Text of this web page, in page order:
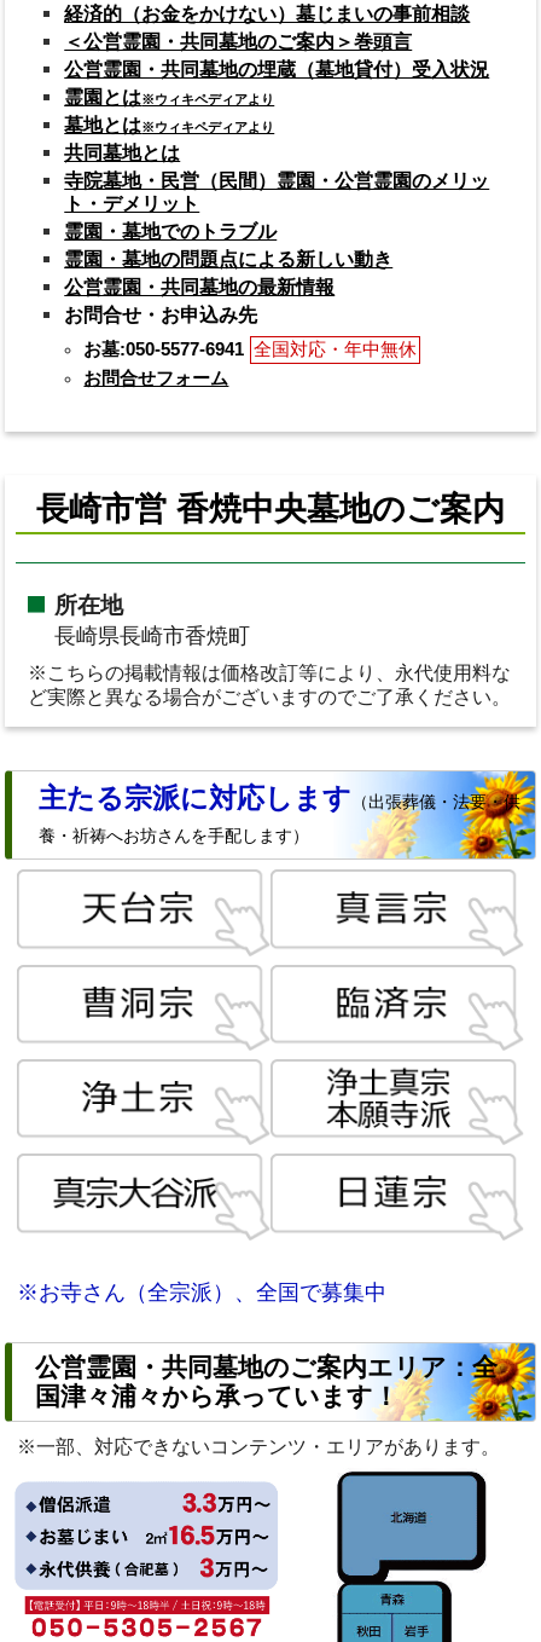
経済的（お金をかけない）墓じまいの事前相談
＜公営霊園・共同墓地のご案内＞巻頭言
公営霊園・共同墓地の埋蔵（墓地貸付）受入状況
霊園とは※ウィキペディアより
墓地とは※ウィキペディアより
共同墓地とは
寺院墓地・民営（民間）霊園・公営霊園のメリッ
ト・デメリット
霊園・墓地でのトラブル
霊園・墓地の問題点による新しい動き
公営霊園・共同墓地の最新情報
お問合せ・お申込み先
お墓:050-5577-6941 全国対応・年中無休
お問合せフォーム
長崎市営 香焼中央墓地のご案内
所在地
長崎県長崎市香焼町
※こちらの掲載情報は価格改訂等により、永代使用料な
ど実際と異なる場合がございますのでご了承ください。
主たる宗派に対応します （出張葬儀・法要・供
養・祈祷へお坊さんを手配します）
※お寺さん（全宗派）、全国で募集中
公営霊園・共同墓地のご案内エリア：全
国津々浦々から承っています！
※一部、対応できないコンテンツ・エリアがあります。